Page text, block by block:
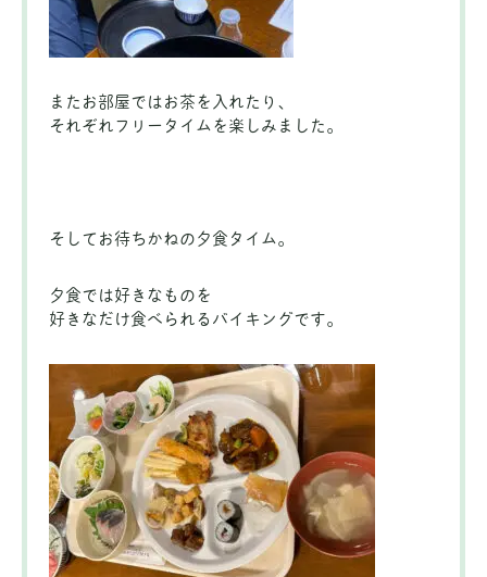
またお部屋ではお茶を入れたり、
それぞれフリータイムを楽しみました。
そしてお待ちかねの夕食タイム。
夕食では好きなものを
好きなだけ食べられるバイキングです。